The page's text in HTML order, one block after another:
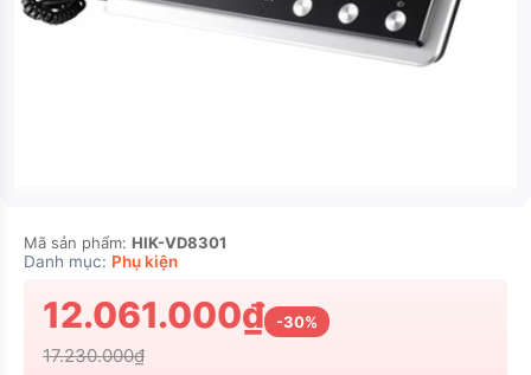
Mã sản phẩm: HIK-VD8301
Danh mục: Phụ kiện
12.061.000₫ -30%
17.230.000₫